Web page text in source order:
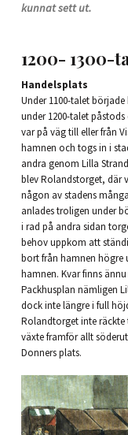
kunnat sett ut.
1200- 1300-
Handelsplats
Under 1100-talet
under 1200-talet
var på väg till eller från
hamnen och togs in i
andra genom Lilla
blev Rolandstorget, där
någon av stadens
anlades troligen under
i rad på andra sidan
behov uppkom att
bort från hamnen högre
hamnen. Kvar finns
Packhusplan nämligen
dock inte längre i full
Rolandtorget inte
växte framför allt
Donners plats.